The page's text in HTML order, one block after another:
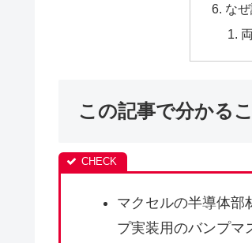
な
この記事で分かる
マクセルの半導体部
プ実装用のバンプマ